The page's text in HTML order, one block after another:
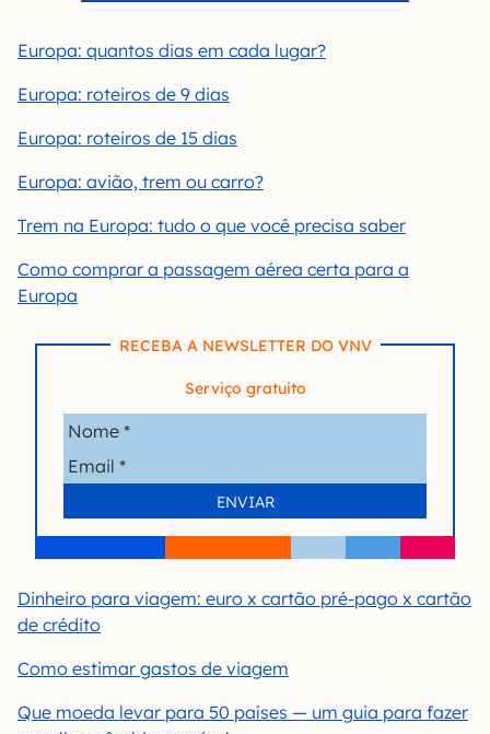
Europa: quantos dias em cada lugar?
Europa: roteiros de 9 dias
Europa: roteiros de 15 dias
Europa: avião, trem ou carro?
Trem na Europa: tudo o que você precisa saber
Como comprar a passagem aérea certa para a
Europa
RECEBA A NEWSLETTER DO VNV
Serviço gratuito
Dinheiro para viagem: euro x cartão pré-pago x cartão
de crédito
Como estimar gastos de viagem
Que moeda levar para 50 países — um guia para fazer